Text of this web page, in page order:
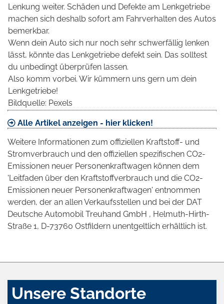
Lenkung weiter. Schäden und Defekte am Lenkgetriebe
machen sich deshalb sofort am Fahrverhalten des Autos
bemerkbar.
Wenn dein Auto sich nur noch sehr schwerfällig lenken
lässt, könnte das Lenkgetriebe defekt sein. Das solltest
du unbedingt überprüfen lassen.
Also komm vorbei. Wir kümmern uns gern um dein
Lenkgetriebe!
Bildquelle: Pexels
Alle Artikel anzeigen - hier klicken!
Weitere Informationen zum offiziellen Kraftstoff- und
Stromverbrauch und den offiziellen spezifischen CO2-
Emissionen neuer Personenkraftwagen können dem
'Leitfaden über den Kraftstoffverbrauch und die CO2-
Emissionen neuer Personenkraftwagen' entnommen
werden, der an allen Verkaufsstellen und bei der DAT
Deutsche Automobil Treuhand GmbH , Helmuth-Hirth-
Straße 1, D-73760 Ostfildern unentgeltlich erhältlich ist.
Unsere Standorte